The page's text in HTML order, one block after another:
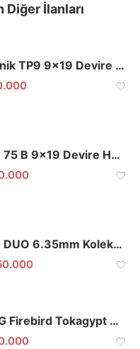
Diğer İlanları
Canik TP9 9×19 Devire Hazır
CZ 75 B 9×19 Devire Hazır
CZ DUO 6.35mm Koleksiyonluk
FEG Firebird Tokagypt 9×19 7+1